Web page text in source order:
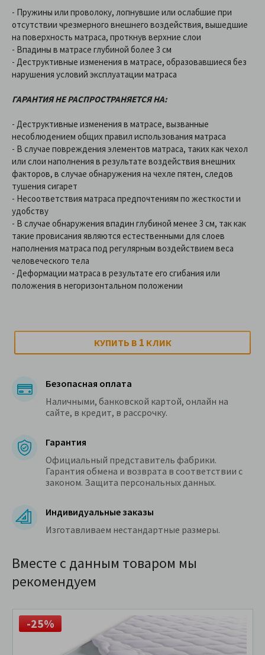
- Пружины или проволоку, лопнувшие или ослабшие при
отсутствии чрезмерного внешнего воздействия, вышедшие
на поверхность матраса, проткнув верхние слои
- Впадины в матрасе глубиной более 3 см
- Деструктивные изменения в матрасе, образовавшиеся без
нарушения условий эксплуатации матраса
ГАРАНТИЯ НЕ РАСПРОСТРАНЯЕТСЯ НА:
- Деструктивные изменения в матрасе, вызванные
несоблюдением общих правил использования матраса
- В случае повреждения элементов матраса, таких как чехол
или слои наполнения в результате воздействия внешних
факторов, в случае обнаружения на чехле пятен, следов
тушения сигарет
- Несоответствия матраса предпочтениям по жесткости и
удобству
- В случае обнаружения впадин глубиной менее 3 см, так как
такие провисания являются естественными для слоев
наполнения матраса под регулярным воздействием веса
человеческого тела
- Деформации матраса в результате его сгибания или
положения в негоризонтальном положении
КУПИТЬ В 1 КЛИК
Безопасная оплата
Наличными, банковской картой, онлайн на
сайте, в кредит, в рассрочку.
Гарантия
Официальный представитель фабрики.
Гарантия обмена и возврата в соответствии с
законом. Защита персональных данных.
Индивидуальные заказы
Изготавливаем нестандартные размеры.
Вместе с данным товаром мы
рекомендуем
-25%